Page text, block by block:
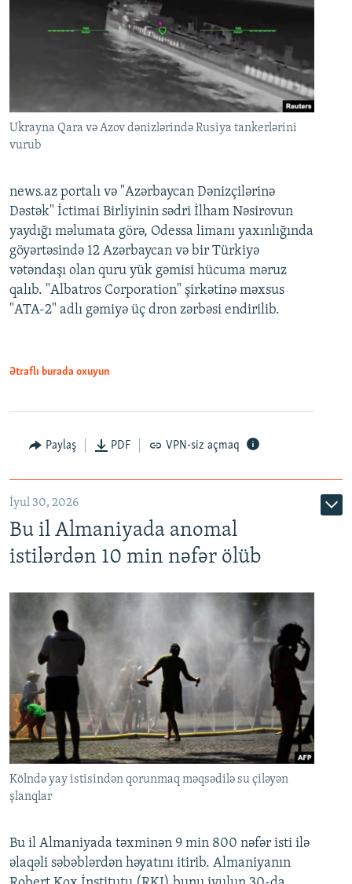
Ukrayna Qara və Azov dənizlərində Rusiya tankerlərini
vurub
news.az portalı və "Azərbaycan Dənizçilərinə
Dəstək" İctimai Birliyinin sədri İlham Nəsirovun
yaydığı məlumata görə, Odessa limanı yaxınlığında
göyərtəsində 12 Azərbaycan və bir Türkiyə
vətəndaşı olan quru yük gəmisi hücuma məruz
qalıb. "Albatros Corporation" şirkətinə məxsus
"ATA-2" adlı gəmiyə üç dron zərbəsi endirilib.
Ətraflı burada oxuyun
Paylaş PDF VPN-siz açmaq
İyul 30, 2026
Bu il Almaniyada anomal
istilərdən 10 min nəfər ölüb
Kölndə yay istisindən qorunmaq məqsədilə su çiləyən
şlanqlar
Bu il Almaniyada təxminən 9 min 800 nəfər isti ilə
əlaqəli səbəblərdən həyatını itirib. Almaniyanın